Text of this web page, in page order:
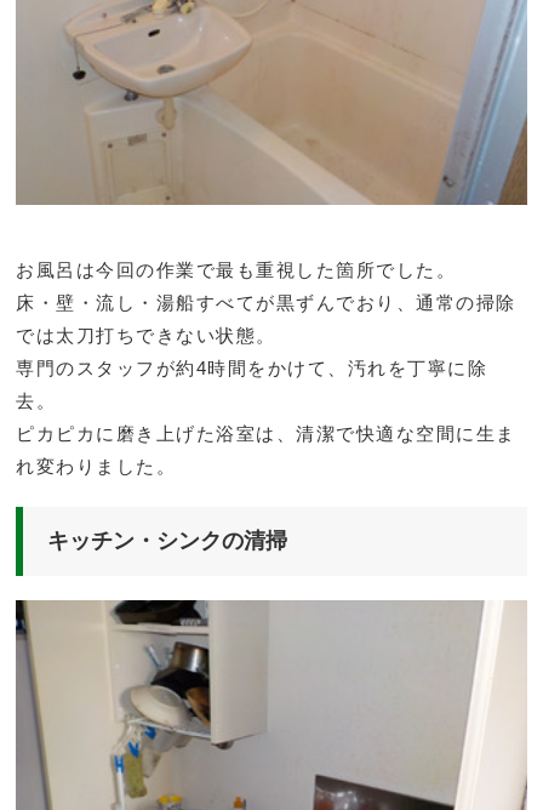
お風呂は今回の作業で最も重視した箇所でした。
床・壁・流し・湯船すべてが黒ずんでおり、通常の掃除
では太刀打ちできない状態。
専門のスタッフが約4時間をかけて、汚れを丁寧に除
去。
ピカピカに磨き上げた浴室は、清潔で快適な空間に生ま
れ変わりました。
キッチン・シンクの清掃